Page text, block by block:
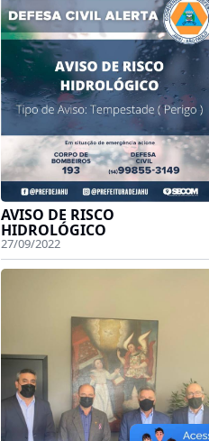
AVISO DE RISCO
HIDROLÓGICO
27/09/2022